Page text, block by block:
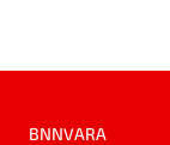
BNNVARA